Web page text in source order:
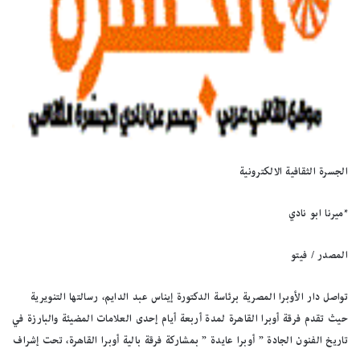
الجسرة الثقافية الالكترونية
*ميرنا ابو نادي
المصدر / فيتو
تواصل دار الأوبرا المصرية برئاسة الدكتورة إيناس عبد الدايم، رسالتها التنويرية
حيث تقدم فرقة أوبرا القاهرة لمدة أربعة أيام إحدى العلامات المضيئة والبارزة في
تاريخ الفنون الجادة ” أوبرا عايدة ” بمشاركة فرقة بالية أوبرا القاهرة، تحت إشراف